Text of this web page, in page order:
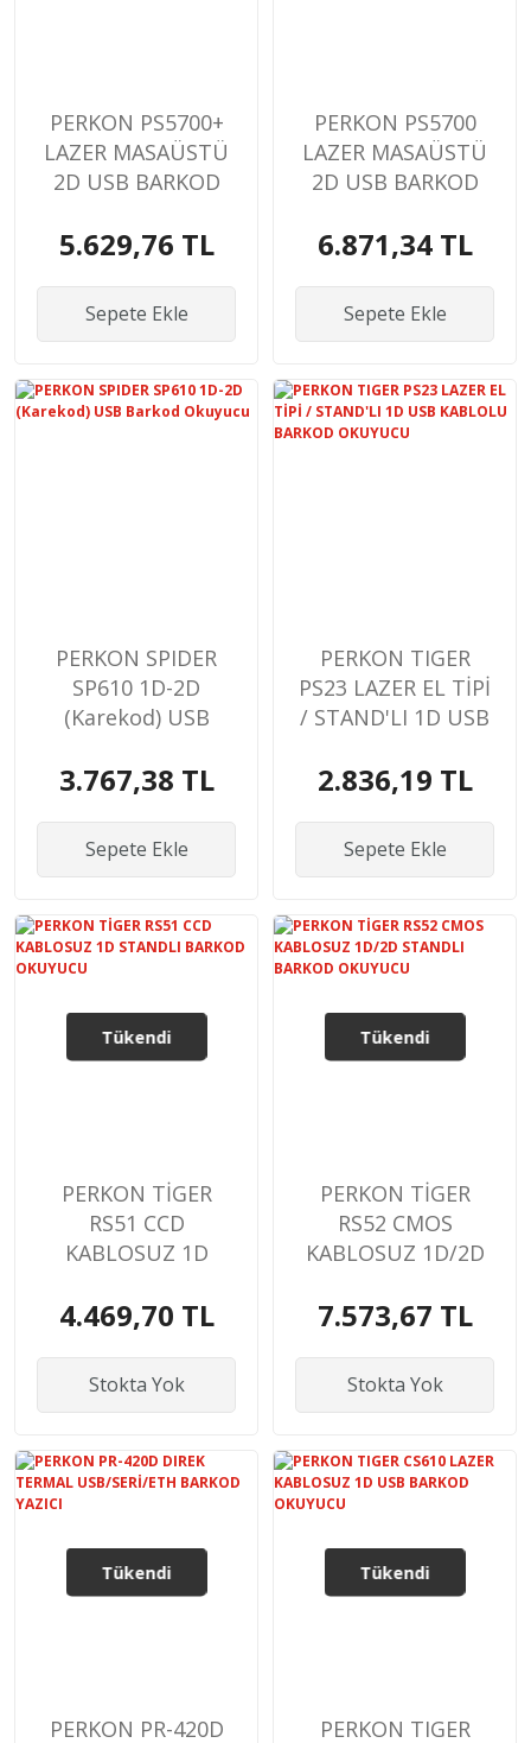
PERKON PS5700+
LAZER MASAÜSTÜ
2D USB BARKOD
5.629,76 TL
Sepete Ekle
PERKON PS5700
LAZER MASAÜSTÜ
2D USB BARKOD
6.871,34 TL
Sepete Ekle
PERKON SPIDER
SP610 1D-2D
(Karekod) USB
3.767,38 TL
Sepete Ekle
PERKON TIGER
PS23 LAZER EL TİPİ
/ STAND'LI 1D USB
OKUYUCU
2.836,19 TL
Sepete Ekle
Tükendi
PERKON TİGER
RS51 CCD
KABLOSUZ 1D
OKUYUCU
4.469,70 TL
Stokta Yok
Tükendi
PERKON TİGER
RS52 CMOS
KABLOSUZ 1D/2D
OKUYUCU
7.573,67 TL
Stokta Yok
Tükendi
PERKON PR-420D
Tükendi
PERKON TIGER